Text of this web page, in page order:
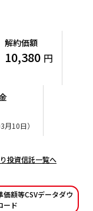
解約価額
10,380 円
月10日）
投資信託一覧へ
価額等CSVデータダウ
ード